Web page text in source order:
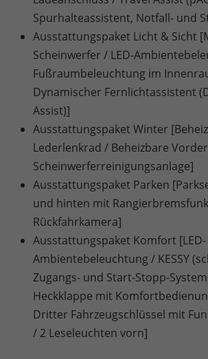
Spurhalteassistent, Notfall- und
Ausstattungspaket Licht & Sicht
Scheinwerfer / LED-
Fußraumbeleuchtung im
Dynamischer Fernlichtassistent
Assist)]
Ausstattungspaket Winter
Lederlenkrad / Beheizbare
Scheinwerferreinigungsanlage]
Ausstattungspaket Parken
und hinten mit
Rückfahrkamera]
Ausstattungspaket Komfort [LED-
Ambientebeleuchtung / KESSY
Zugangs- und Start-Stopp-
Heckklappe mit
Dritter Fahrzeugschlüssel mit
/ 2 Leseleuchten vorn]